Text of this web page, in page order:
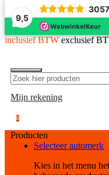
9,5
3057
inclusief BTW exclusief
Mijn rekening
0
Producten
Selecteer automerk
Kies in het menu